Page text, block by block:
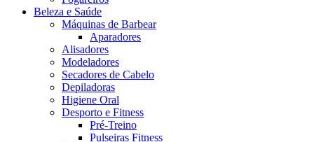
Beleza e Saúde
Máquinas de Barbear
Aparadores
Alisadores
Modeladores
Secadores de Cabelo
Depiladoras
Higiene Oral
Desporto e Fitness
Pré-Treino
Pulseiras Fitness